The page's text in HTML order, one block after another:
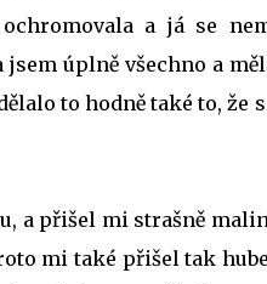
a já se
jsem úplně všechno a
to hodně také to,
a přišel mi strašně
mi také přišel tak